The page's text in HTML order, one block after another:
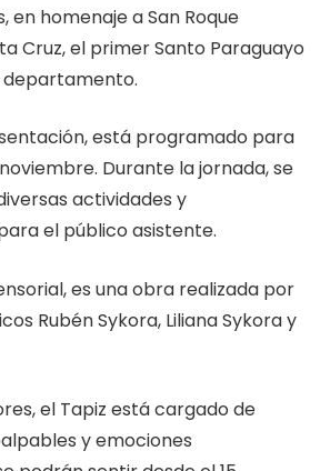
en homenaje a San Roque
Cruz, el primer Santo Paraguayo
departamento.
está programado para
Durante la jornada, se
actividades y
el público asistente.
es una obra realizada por
Rubén Sykora, Liliana Sykora y
el Tapiz está cargado de
y emociones